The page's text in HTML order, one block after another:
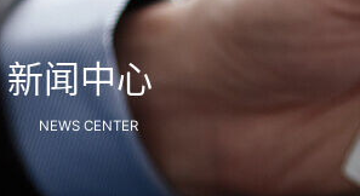
新闻中心
NEWS CENTER